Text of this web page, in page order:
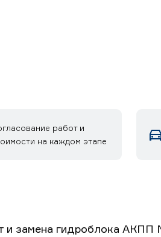
работ и
на каждом этапе
и замена гидроблока АКПП